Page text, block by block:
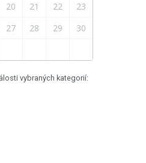
20 21 22
23
27 28 29
30
vybraných kategorií: